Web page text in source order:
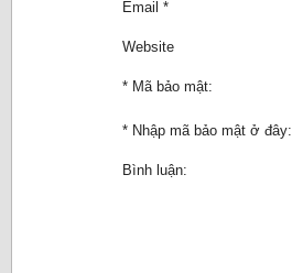
Email *
Website
* Mã bảo mật:
* Nhập mã bảo mật ở đây:
Bình luận: